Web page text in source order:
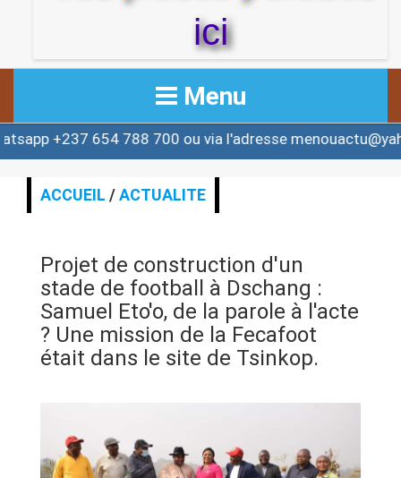
ici
Menu
ACCUEIL
ACTUALITE
ALERTE
ANNONCE
ART & CULTURE & TRADITION
BREAKING-NEWS
788 700 ou via l'adresse menouactu@yahoo.com
ACCUEIL /ACTUALITE
Projet de construction d'un
stade de football à Dschang :
Samuel Eto'o, de la parole à l'acte
? Une mission de la Fecafoot
était dans le site de Tsinkop.